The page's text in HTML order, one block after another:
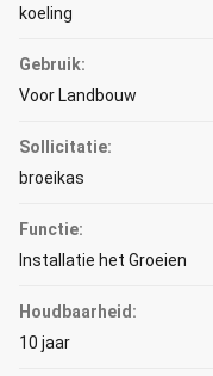
koeling
Gebruik:
Voor Landbouw
Sollicitatie:
broeikas
Functie:
Installatie het Groeien
Houdbaarheid:
10 jaar